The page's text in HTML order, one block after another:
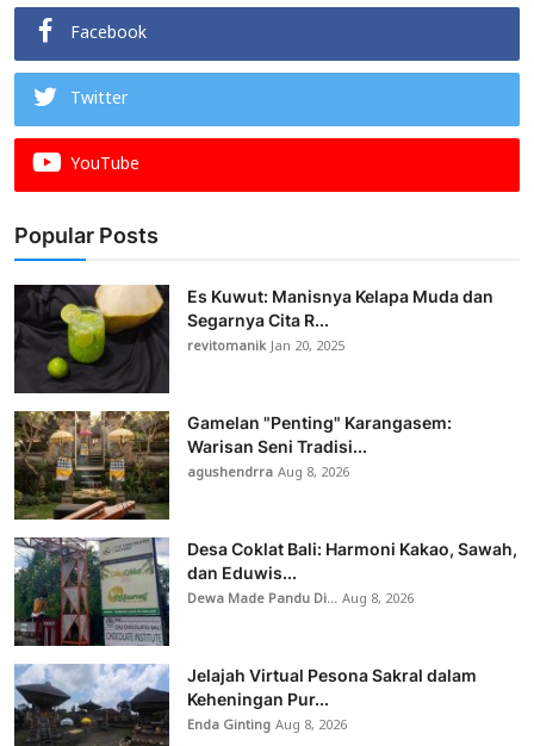
Facebook
Twitter
YouTube
Popular Posts
Es Kuwut: Manisnya Kelapa Muda dan
Segarnya Cita R...
revitomanikJan 20, 2025
Gamelan "Penting" Karangasem:
Warisan Seni Tradisi...
agushendrraAug 8, 2026
Desa Coklat Bali: Harmoni Kakao, Sawah,
dan Eduwis...
Dewa Made Pandu Di...Aug 8, 2026
Jelajah Virtual Pesona Sakral dalam
Keheningan Pur...
Enda GintingAug 8, 2026